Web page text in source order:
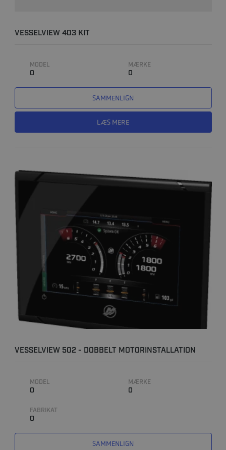
VESSELVIEW 403 KIT
MODEL
0
MÆRKE
0
SAMMENLIGN
LÆS MERE
VESSELVIEW 502 - DOBBELT MOTORINSTALLATION
MODEL
0
MÆRKE
0
FABRIKAT
0
SAMMENLIGN